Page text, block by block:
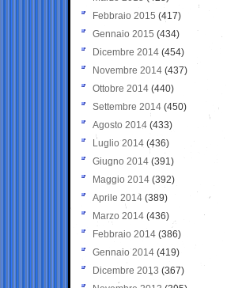
Febbraio 2015 (417)
Gennaio 2015 (434)
Dicembre 2014 (454)
Novembre 2014 (437)
Ottobre 2014 (440)
Settembre 2014 (450)
Agosto 2014 (433)
Luglio 2014 (436)
Giugno 2014 (391)
Maggio 2014 (392)
Aprile 2014 (389)
Marzo 2014 (436)
Febbraio 2014 (386)
Gennaio 2014 (419)
Dicembre 2013 (367)